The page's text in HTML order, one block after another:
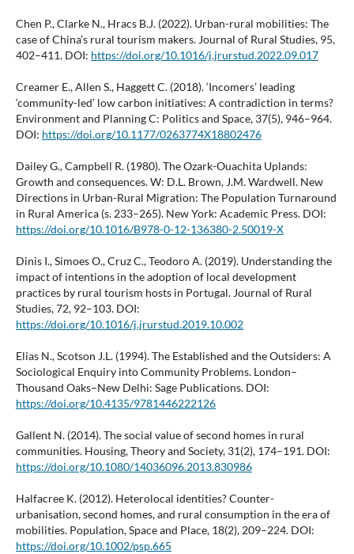
Chen P., Clarke N., Hracs B.J. (2022). Urban-rural mobilities: The
case of China’s rural tourism makers. Journal of Rural Studies, 95,
402–411. DOI: https://doi.org/10.1016/j.jrurstud.2022.09.017
Creamer E., Allen S., Haggett C. (2018). ‘Incomers’ leading
‘community-led’ low carbon initiatives: A contradiction in terms?
Environment and Planning C: Politics and Space, 37(5), 946–964.
DOI: https://doi.org/10.1177/0263774X18802476
Dailey G., Campbell R. (1980). The Ozark-Ouachita Uplands:
Growth and consequences. W: D.L. Brown, J.M. Wardwell. New
Directions in Urban-Rural Migration: The Population Turnaround
in Rural America (s. 233–265). New York: Academic Press. DOI:
https://doi.org/10.1016/B978-0-12-136380-2.50019-X
Dinis I., Simoes O., Cruz C., Teodoro A. (2019). Understanding the
impact of intentions in the adoption of local development
practices by rural tourism hosts in Portugal. Journal of Rural
Studies, 72, 92–103. DOI:
https://doi.org/10.1016/j.jrurstud.2019.10.002
Elias N., Scotson J.L. (1994). The Established and the Outsiders: A
Sociological Enquiry into Community Problems. London–
Thousand Oaks–New Delhi: Sage Publications. DOI:
https://doi.org/10.4135/9781446222126
Gallent N. (2014). The social value of second homes in rural
communities. Housing, Theory and Society, 31(2), 174–191. DOI:
https://doi.org/10.1080/14036096.2013.830986
Halfacree K. (2012). Heterolocal identities? Counter-
urbanisation, second homes, and rural consumption in the era of
mobilities. Population, Space and Place, 18(2), 209–224. DOI:
https://doi.org/10.1002/psp.665